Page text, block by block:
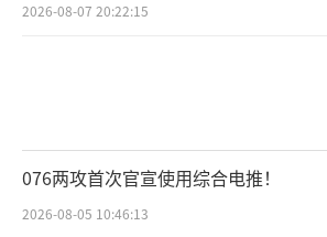
2026-08-07 20:22:15
076两攻首次官宣使用综合电推！
2026-08-05 10:46:13